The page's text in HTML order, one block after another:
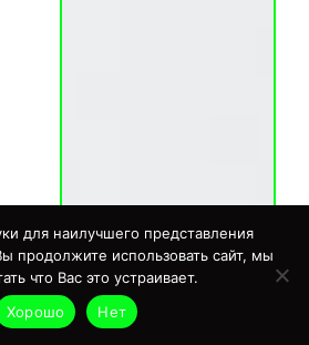
для наилучшего представления
продолжите использовать сайт, мы
что Вас это устраивает.
Хорошо
Нет